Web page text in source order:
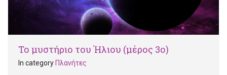
Το μυστήριο του Ήλιου (μέρος 3ο)
In category Πλανήτες